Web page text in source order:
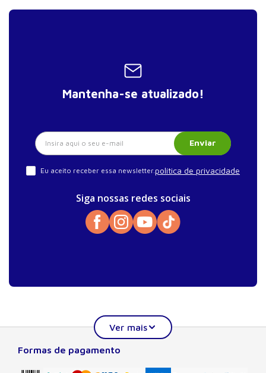
Mantenha-se atualizado!
Enviar
Eu aceito receber essa newsletter. política de privacidade
Siga nossas redes sociais
Formas de pagamento